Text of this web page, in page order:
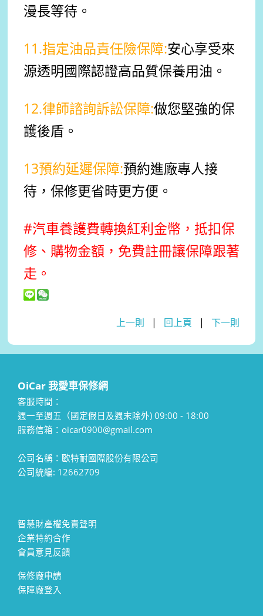
漫長等待。
11.指定油品責任險保障:安心享受來
源透明國際認證高品質保養用油。
12.律師諮詢訴訟保障:做您堅強的保
護後盾。
13預約延遲保障:預約進廠專人接
待，保修更省時更方便。
#汽車養護費轉換紅利金幣，抵扣保
修、購物金額，免費註冊讓保障跟著
走。
上一則 | 回上頁 |下一則
OiCar 我愛車保修網
客服時間：
週一至週五（國定假日及週末除外) 09:00 - 18:00
服務信箱：oicar0900@gmail.com
公司名稱：歐特耐國際股份有限公司
公司統編: 12662709
智慧財產權免責聲明
企業特約合作
會員意見反饋
保修廠申請
保障廠登入